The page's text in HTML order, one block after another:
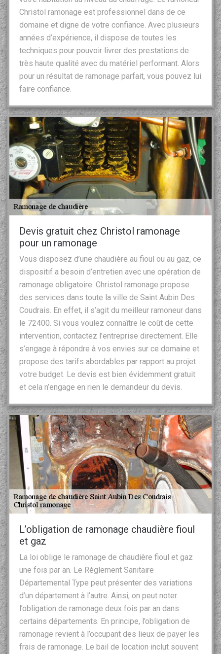
Christol ramonage est professionnel dans de ce
domaine et digne de votre confiance. Avec plusieurs
années d’expérience, il dispose de toutes les
techniques pour pouvoir livrer des prestations de
très haute qualité avec du matériel performant. Alors
pour un résultat de ramonage parfait, vous pouvez lui
faire confiance.
Devis gratuit chez Christol ramonage
pour un ramonage
Vous disposez d’une chaudière au fioul ou au gaz, ce
dispositif a besoin d’entretien avec une opération de
ramonage obligatoire. Christol ramonage propose
des services dans toute la ville de Saint Aubin Des
Coudrais. En effet, il s’agit du meilleur ramoneur dans
le 72400. Si vous voulez connaître le coût de cette
intervention, contactez l’entreprise directement. Elle
s’engage à répondre à vos envies sur ce domaine et
propose des tarifs abordables par rapport au projet
votre budget. Le devis est bien évidemment gratuit
et cela n’engage en rien le demandeur du devis.
L’obligation de ramonage chaudière fioul
et gaz
La loi oblige le ramonage de chaudière fioul et gaz
une fois par an. Le Règlement Sanitaire
Départemental Type peut présenter des variations
d’un département à l’autre. Ainsi, on peut noter
l’obligation de ramonage deux fois par an dans
certains départements. En principe, l’obligation de
ramonage revient à l’occupant des lieux de payer les
frais de ramonage. Le bail de location inclut souvent